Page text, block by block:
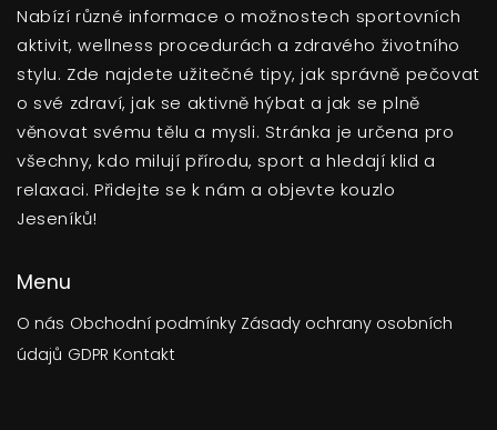
Nabízí různé informace o možnostech sportovních
aktivit, wellness procedurách a zdravého životního
stylu. Zde najdete užitečné tipy, jak správně pečovat
o své zdraví, jak se aktivně hýbat a jak se plně
věnovat svému tělu a mysli. Stránka je určena pro
všechny, kdo milují přírodu, sport a hledají klid a
relaxaci. Přidejte se k nám a objevte kouzlo
Jeseníků!
Menu
O nás Obchodní podmínky Zásady ochrany osobních
údajů GDPR Kontakt